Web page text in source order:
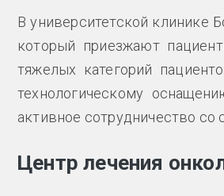
В университетской клинике
который приезжают
тяжелых категорий
технологическому
активное сотрудничество со
Центр лечения